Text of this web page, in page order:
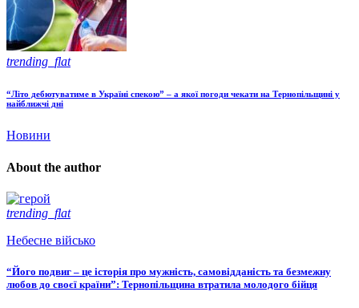
trending_flat
“Літо дебютуватиме в Україні спекою” – а якої погоди чекати на Тернопільщині у
найближчі дні
Новини
About the author
trending_flat
Небесне військо
“Його подвиг – це історія про мужність, самовідданість та безмежну
любов до своєї країни”: Тернопільщина втратила молодого бійця